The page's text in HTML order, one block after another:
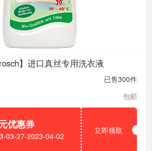
】进口真丝专用洗衣液
已售300件
包邮
优惠券
03-27-2023-04-02
立即领取